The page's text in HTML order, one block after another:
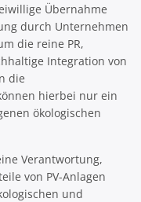
Übernahme
durch Unternehmen
die reine PR,
Integration von
die
hierbei nur ein
ökologischen
Verantwortung,
von PV-Anlagen
und